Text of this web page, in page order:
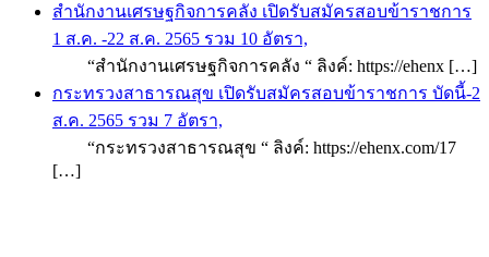
สำนักงานเศรษฐกิจการคลัง เปิดรับสมัครสอบข้าราชการ
1 ส.ค. -22 ส.ค. 2565 รวม 10 อัตรา,
“สำนักงานเศรษฐกิจการคลัง “ ลิงค์: https://ehenx […]
กระทรวงสาธารณสุข เปิดรับสมัครสอบข้าราชการ บัดนี้-2
ส.ค. 2565 รวม 7 อัตรา,
“กระทรวงสาธารณสุข “ ลิงค์: https://ehenx.com/17
[…]